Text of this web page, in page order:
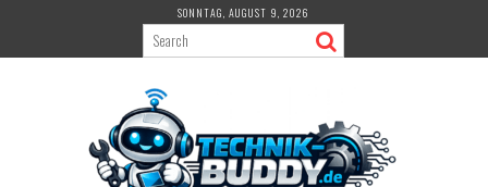
content
SONNTAG, AUGUST 9, 2026